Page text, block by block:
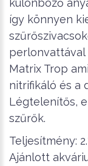
különböző
így könnyen
perlonvattával
Matrix Trop
nitrifikáló és a
Légtelenítős,
szűrők.
Teljesítmény:
Ajánlott